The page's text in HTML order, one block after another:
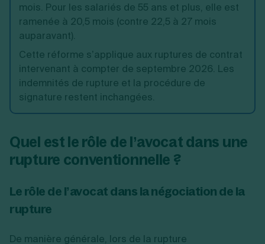
mois. Pour les salariés de 55 ans et plus, elle est
ramenée à 20,5 mois (contre 22,5 à 27 mois
auparavant).
Cette réforme s’applique aux ruptures de contrat
intervenant à compter de septembre 2026. Les
indemnités de rupture et la procédure de
signature restent inchangées.
Quel est le rôle de l’avocat dans une
rupture conventionnelle ?
Le rôle de l’avocat dans la négociation de la
rupture
De manière générale, lors de la rupture